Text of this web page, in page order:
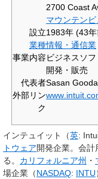
2700 Coast
マウンテンビ
設立1983年 (43年
業種情報・通信業
事業内容ビジネスソ
開発・販売
代表者Sasan
外部リン
ク
www .intuit
インテュイット （英:
トウェア開発企業。会
る。 カリフォルニア州 ・
場企業（NASDAQ: INTU